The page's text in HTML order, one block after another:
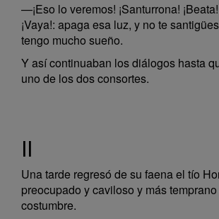
—¡Eso lo veremos! ¡Santurrona!
¡Vaya!: apaga esa luz, y no te
tengo mucho sueño.
Y así continuaban los diálogos hasta
uno de los dos consortes.
II
Una tarde regresó de su faena el tío
preocupado y caviloso y más
costumbre.